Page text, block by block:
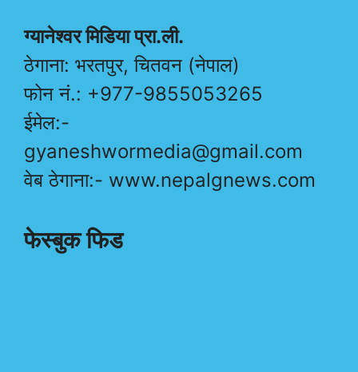
ग्यानेश्वर मिडिया प्रा.ली.
ठेगाना: भरतपुर, चितवन (नेपाल)
फोन नं.: +977-9855053265
ईमेल:-
gyaneshwormedia@gmail.com
वेब ठेगाना:- www.nepalgnews.com
फेस्बुक फिड